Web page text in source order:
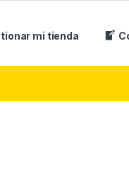
mi tienda